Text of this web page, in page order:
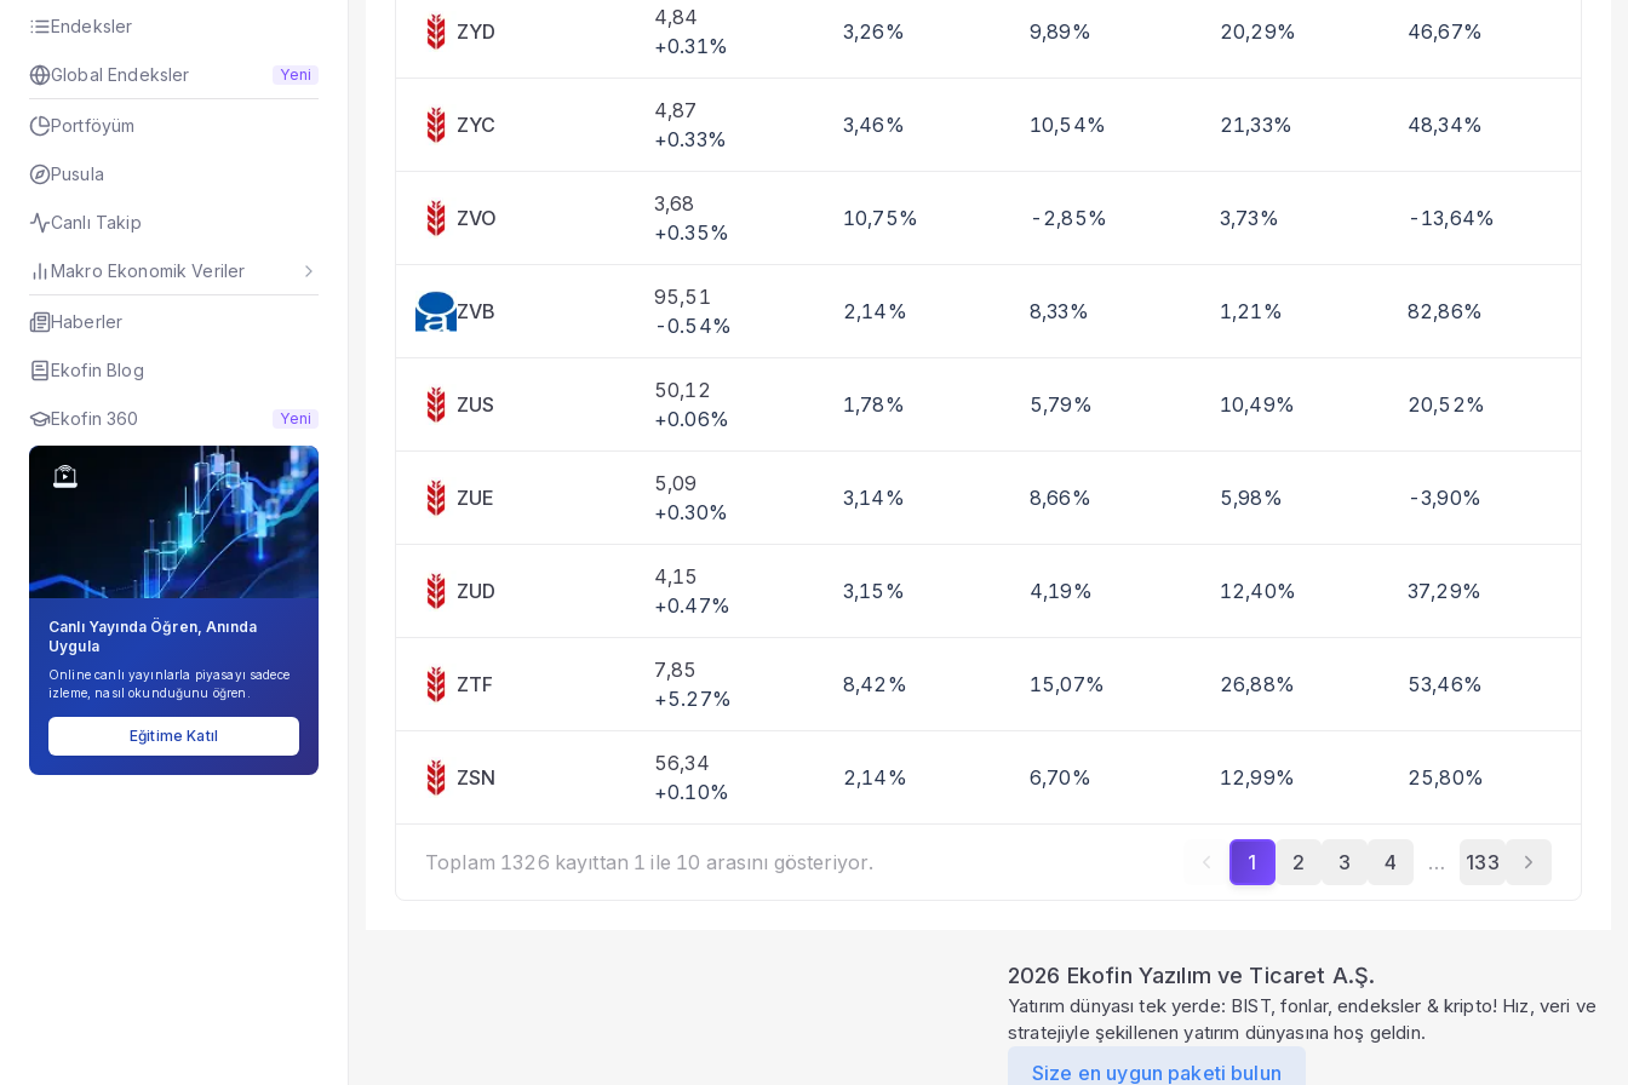
Endeksler
Global Endeksler Yeni
Portföyüm
Pusula
Canlı Takip
Makro Ekonomik Veriler
Haberler
Ekofin Blog
Ekofin 360 Yeni
Canlı Yayında Öğren, Anında
Uygula
Online canlı yayınlarla piyasayı sadece
izleme, nasıl okunduğunu öğren.
Eğitime Katıl
Taşınan Fonlar
Fiyat Endeks Değişimi
ZYD
4,84
+0.31%
3,26% 9,89% 20,29% 46,67%
ZYC
4,87
+0.33%
3,46% 10,54% 21,33% 48,34%
ZVO
3,68
+0.35%
10,75% -2,85% 3,73% -13,64%
ZVB
95,51
-0.54%
2,14% 8,33% 1,21% 82,86%
ZUS
50,12
+0.06%
1,78% 5,79% 10,49% 20,52%
ZUE
5,09
+0.30%
3,14% 8,66% 5,98% -3,90%
ZUD
4,15
+0.47%
3,15% 4,19% 12,40% 37,29%
ZTF
7,85
+5.27%
8,42% 15,07% 26,88% 53,46%
ZSN
56,34
+0.10%
2,14% 6,70% 12,99% 25,80%
Toplam 1326 kayıttan 1 ile 10 arasını gösteriyor. 1 2 3 4 … 133
2026 Ekofin Yazılım ve Ticaret A.Ş.
Yatırım dünyası tek yerde: BIST, fonlar, endeksler & kripto! Hız, veri ve
stratejiyle şekillenen yatırım dünyasına hoş geldin.
Size en uygun paketi bulun